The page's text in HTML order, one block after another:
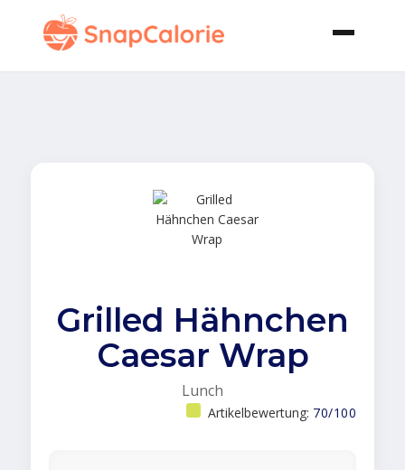
Grilled Hähnchen
Caesar Wrap
Lunch
Artikelbewertung: 70/100